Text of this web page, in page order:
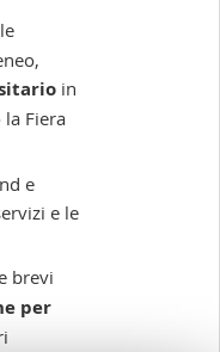
in
Fiera
e
e le
brevi
per